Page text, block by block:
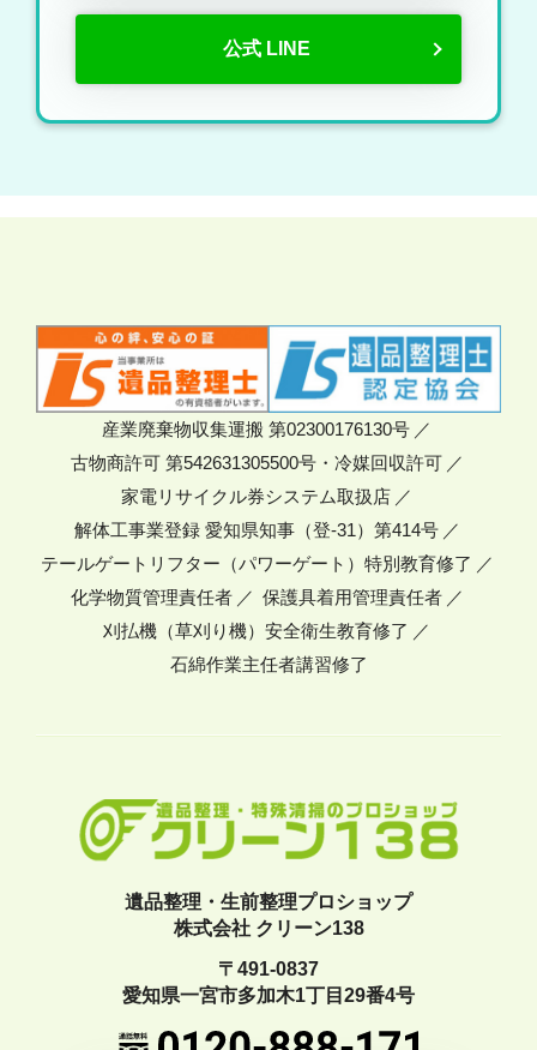
公式 LINE
産業廃棄物収集運搬 第02300176130号
古物商許可 第542631305500号・冷媒回収許可
家電リサイクル券システム取扱店
解体工事業登録 愛知県知事（登-31）第414号
テールゲートリフター（パワーゲート）特別教育修了
化学物質管理責任者
保護具着用管理責任者
刈払機（草刈り機）安全衛生教育修了
石綿作業主任者講習修了
遺品整理・生前整理プロショップ
株式会社 クリーン138
〒491-0837
愛知県一宮市多加木1丁目29番4号